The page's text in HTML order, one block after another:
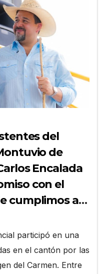
del
de
Encalada
con el
cumplimos al
participó en una
en el cantón por las
del Carmen. Entre